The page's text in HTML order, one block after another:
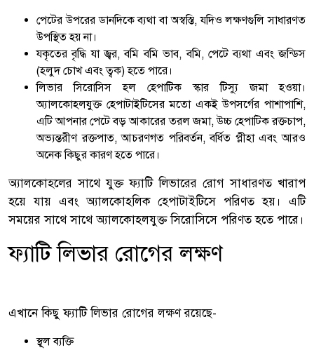
পেটের উপরের ডানদিকে ব্যথা বা অস্বস্তি, যদিও লক্ষণগুলি সাধারণত
উপস্থিত হয় না।
যকৃতের বৃদ্ধি যা জ্বর, বমি বমি ভাব, বমি, পেটে ব্যথা এবং জন্ডিস
(হলুদ চোখ এবং ত্বক) হতে পারে।
লিভার সিরোসিস হল হেপাটিক স্কার টিস্যু জমা হওয়া।
অ্যালকোহলযুক্ত হেপাটাইটিসের মতো একই উপসর্গের পাশাপাশি,
এটি আপনার পেটে বড় আকারের তরল জমা, উচ্চ হেপাটিক রক্তচাপ,
অভ্যন্তরীণ রক্তপাত, আচরণগত পরিবর্তন, বর্ধিত প্লীহা এবং আরও
অনেক কিছুর কারণ হতে পারে।
অ্যালকোহলের সাথে যুক্ত ফ্যাটি লিভারের রোগ সাধারণত খারাপ
হয়ে যায় এবং অ্যালকোহলিক হেপাটাইটিসে পরিণত হয়। এটি
সময়ের সাথে সাথে অ্যালকোহলযুক্ত সিরোসিসে পরিণত হতে পারে।
ফ্যাটি লিভার রোগের লক্ষণ
এখানে কিছু ফ্যাটি লিভার রোগের লক্ষণ রয়েছে-
স্থূল ব্যক্তি